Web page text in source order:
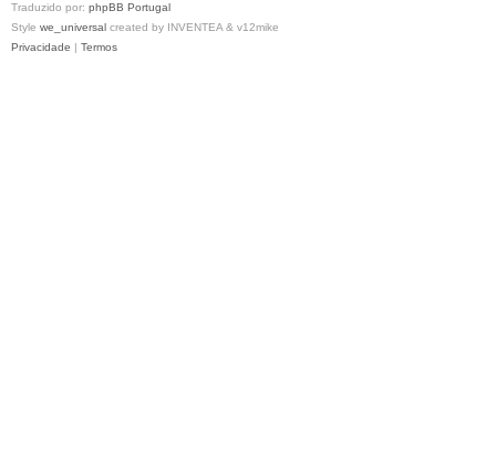
Traduzido por: phpBB Portugal
Style we_universal created by INVENTEA & v12mike
Privacidade | Termos